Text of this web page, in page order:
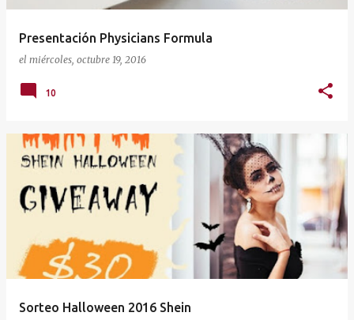
Presentación Physicians Formula
el miércoles, octubre 19, 2016
10
Sorteo Halloween 2016 Shein